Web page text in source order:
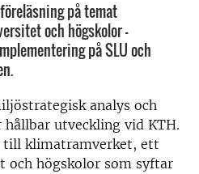
på temat
och högskolor -
på SLU och
analys och
utveckling vid KTH.
till klimatramverket, ett
och högskolor som syftar